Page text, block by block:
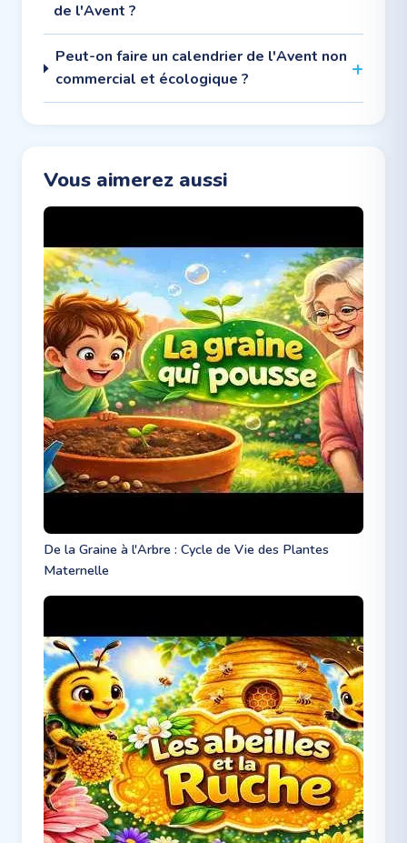
de l'Avent ?
Peut-on faire un calendrier de l'Avent non
commercial et écologique ?
Vous aimerez aussi
De la Graine à l'Arbre : Cycle de Vie des Plantes
Maternelle